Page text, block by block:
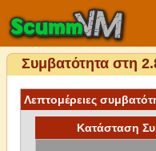
Συμβατότητα στη
Λεπτομέρειες
Κατάσταση